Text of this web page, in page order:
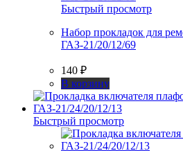
Быстрый просмотр
Набор прокладок для
ГАЗ-21/20/12/69
140 ₽
В корзину
Быстрый просмотр